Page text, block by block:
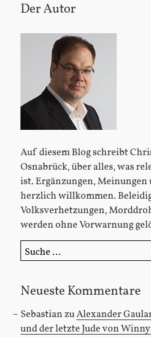
Sidebar
Der Autor
Auf diesem Blog schreibt
Osnabrück, über alles, was
ist. Ergänzungen,
herzlich willkommen.
Volksverhetzungen,
werden ohne Vorwarnung
Suche
nach:
Neueste Kommentare
Sebastian zuAlexander
und der letzte Jude von